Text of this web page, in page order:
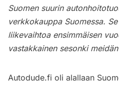
Suomen suurin
verkkokauppa Suomessa.
liikevaihtoa ensimmäisen
vastakkainen sesonki
Autodude.fi oli alallaan